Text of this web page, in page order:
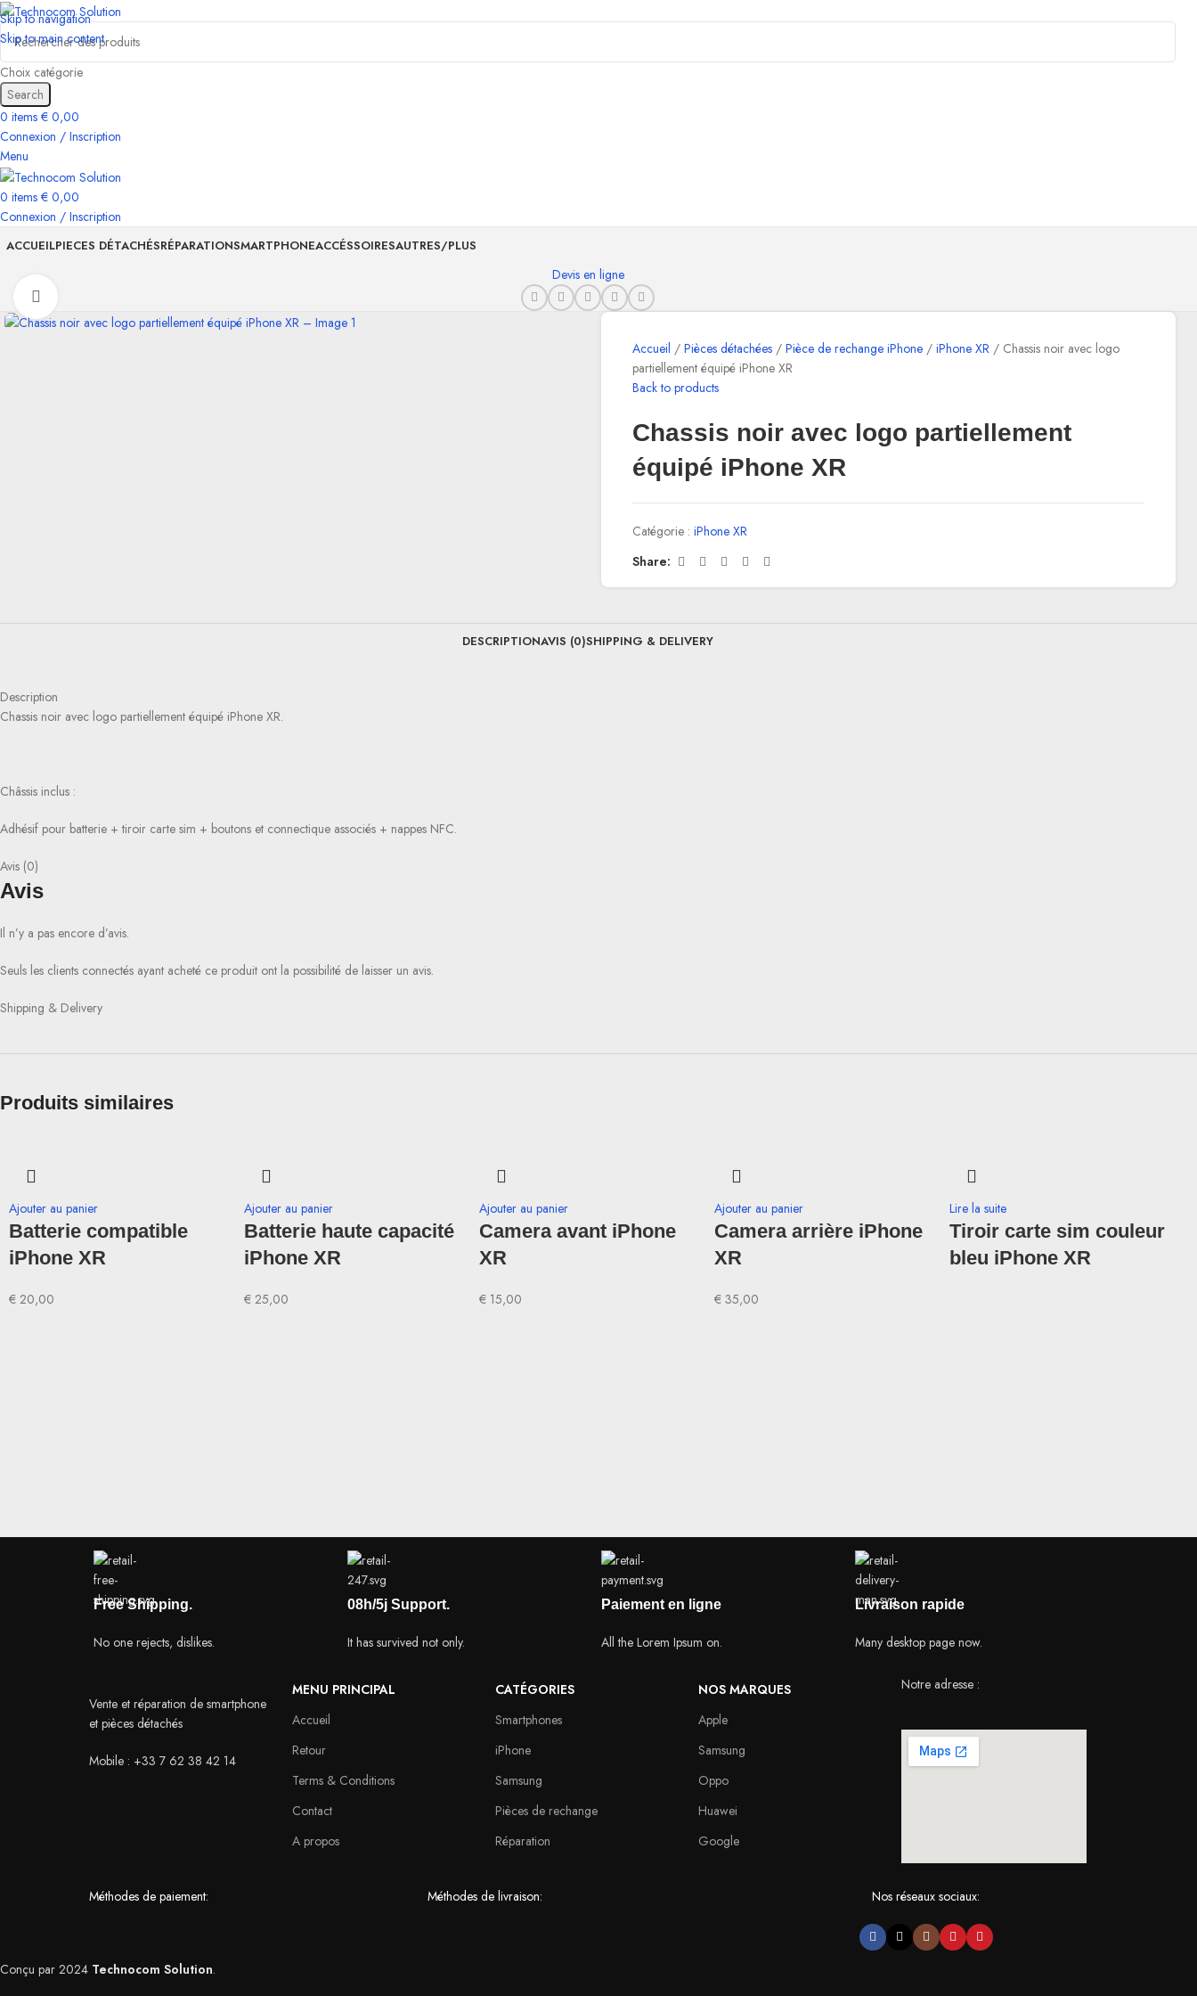
Skip to navigation
Skip to main content
Choix catégorie
Search
0 items € 0,00
Connexion / Inscription
Menu
0 items € 0,00
Connexion / Inscription
ACCUEILPIECES DÉTACHÉSRÉPARATIONSMARTPHONEACCÉSSOIRESAUTRES/PLUS
Devis en ligne
Accueil Pièces détachées Pièce de rechange iPhone iPhone XR
Chassis noir avec logo
partiellement équipé iPhone XR
Back to products
Chassis noir avec logo partiellement
équipé iPhone XR
Catégorie : iPhone XR
Share:
DESCRIPTIONAVIS (0)SHIPPING & DELIVERY
Description
Chassis noir avec logo partiellement équipé iPhone XR.
Châssis inclus :
Adhésif pour batterie + tiroir carte sim + boutons et connectique associés + nappes NFC.
Avis (0)
Avis
Il n’y a pas encore d’avis.
Seuls les clients connectés ayant acheté ce produit ont la possibilité de laisser un avis.
Shipping & Delivery
Produits similaires
Ajouter au panier
Batterie compatible
iPhone XR
€ 20,00
Ajouter au panier
Batterie haute capacité
iPhone XR
€ 25,00
Ajouter au panier
Camera avant iPhone
XR
€ 15,00
Ajouter au panier
Camera arrière iPhone
XR
€ 35,00
Lire la suite
Tiroir carte sim couleur
bleu iPhone XR
Free Shipping.
No one rejects, dislikes.
08h/5j Support.
It has survived not only.
Paiement en ligne
All the Lorem Ipsum on.
Livraison rapide
Many desktop page now.
Vente et réparation de smartphone
et pièces détachés
Mobile : +33 7 62 38 42 14
MENU PRINCIPAL
Accueil
Retour
Terms & Conditions
Contact
A propos
CATÉGORIES
Smartphones
iPhone
Samsung
Pièces de rechange
Réparation
NOS MARQUES
Apple
Samsung
Oppo
Huawei
Google
Notre adresse :
Méthodes de paiement: Méthodes de livraison: Nos réseaux sociaux:
Conçu par 2024 Technocom Solution.